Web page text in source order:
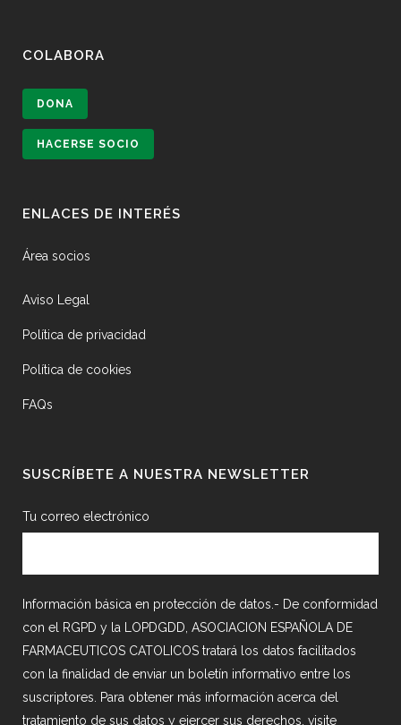
COLABORA
DONA
HACERSE SOCIO
ENLACES DE INTERÉS
Área socios
Aviso Legal
Política de privacidad
Política de cookies
FAQs
SUSCRÍBETE A NUESTRA NEWSLETTER
Tu correo electrónico
Información básica en protección de datos.- De conformidad
con el RGPD y la LOPDGDD, ASOCIACION ESPAÑOLA DE
FARMACEUTICOS CATOLICOS tratará los datos facilitados
con la finalidad de enviar un boletín informativo entre los
suscriptores. Para obtener más información acerca del
tratamiento de sus datos y ejercer sus derechos, visite